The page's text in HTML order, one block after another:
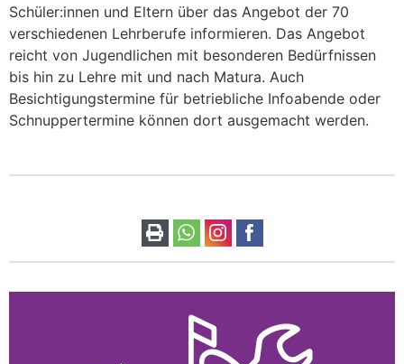
Schüler:innen und Eltern über das Angebot der 70
verschiedenen Lehrberufe informieren. Das Angebot
reicht von Jugendlichen mit besonderen Bedürfnissen
bis hin zu Lehre mit und nach Matura. Auch
Besichtigungstermine für betriebliche Infoabende oder
Schnuppertermine können dort ausgemacht werden.